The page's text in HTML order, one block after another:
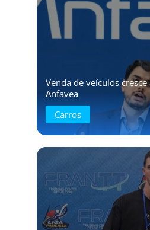
Venda de veículos
Anfavea
Carros